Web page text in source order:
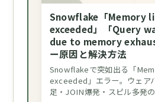
Snowflake「Memory
exceeded」「Query
due to memory
ー原因と解決方法
Snowflakeで突如出る「
exceeded」エラー。ウェア
足・JOIN爆発・スピル多発